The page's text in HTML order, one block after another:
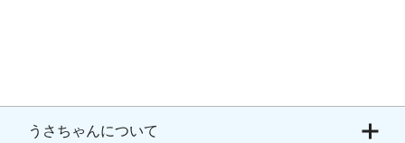
うさちゃんについて